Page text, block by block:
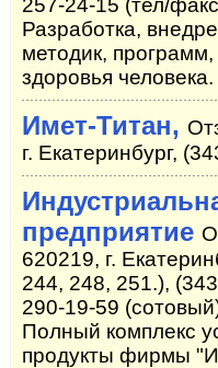
257-24-15 (тел/
Разработка,
методик,
здоровья человека.
Имет-Титан,
г. Екатеринбург,
предприятие
620219, г.
244, 248, 251.),
290-19-59
Полный комплекс
продукты фирмы